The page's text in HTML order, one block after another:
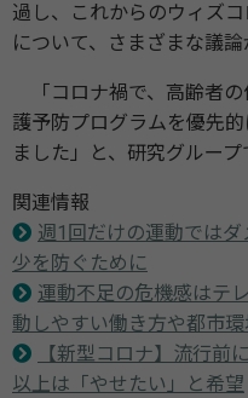
過し、これからのウィズ
について、さまざまな議論
「コロナ禍で、高齢者
護予防プログラムを優先
ました」と、研究グループ
関連情報
週1回だけの運動では
少を防ぐために
運動不足の危機感はテ
動しやすい働き⽅や都市
【新型コロナ】流行前
以上は「やせたい」と希望